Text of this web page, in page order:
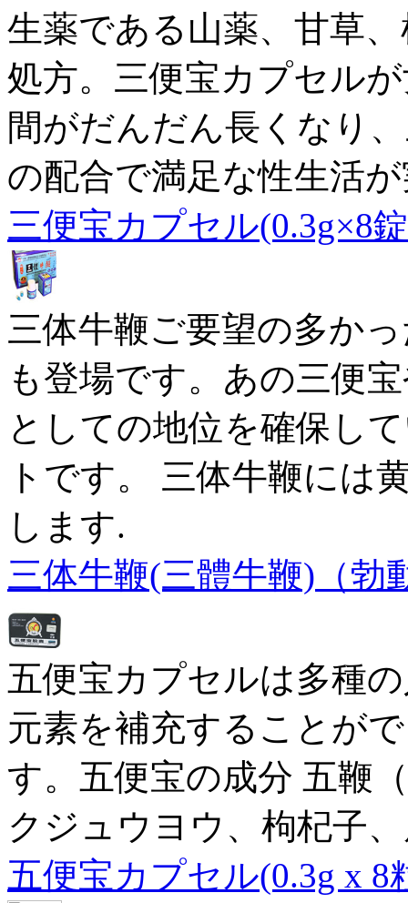
生薬である山薬、甘草
処方。三便宝カプセル
間がだんだん長くなり
の配合で満足な性生活
三便宝カプセル(0.3g×8
三体牛鞭ご要望の多か
も登場です。あの三便
としての地位を確保し
トです。 三体牛鞭には
します.
三体牛鞭(三體牛鞭)（勃
五便宝カプセルは多種
元素を補充することが
す。五便宝の成分 五鞭
クジュウヨウ、枸杞子
五便宝カプセル(0.3g x 8